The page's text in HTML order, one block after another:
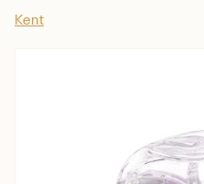
Kent